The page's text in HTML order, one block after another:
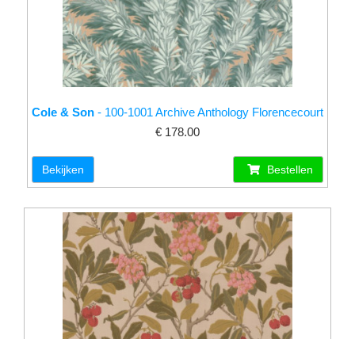
Cole & Son - 100-1001 Archive Anthology Florencecourt
€ 178.00
Bekijken Bestellen